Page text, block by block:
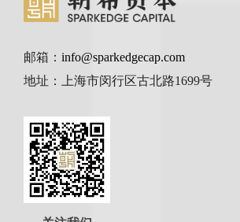
邮箱： info@sparkedgecap.com
地址：上海市闵行区古北路1699号